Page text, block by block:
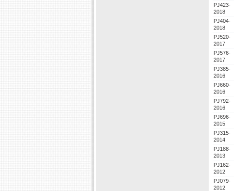
PJ423-
2018
PJ404-
2018
PJ520-
2017
PJ576-
2017
PJ385-
2016
PJ660-
2016
PJ792-
2016
PJ696-
2015
PJ315-
2014
PJ188-
2013
PJ162-
2012
PJ079-
2012